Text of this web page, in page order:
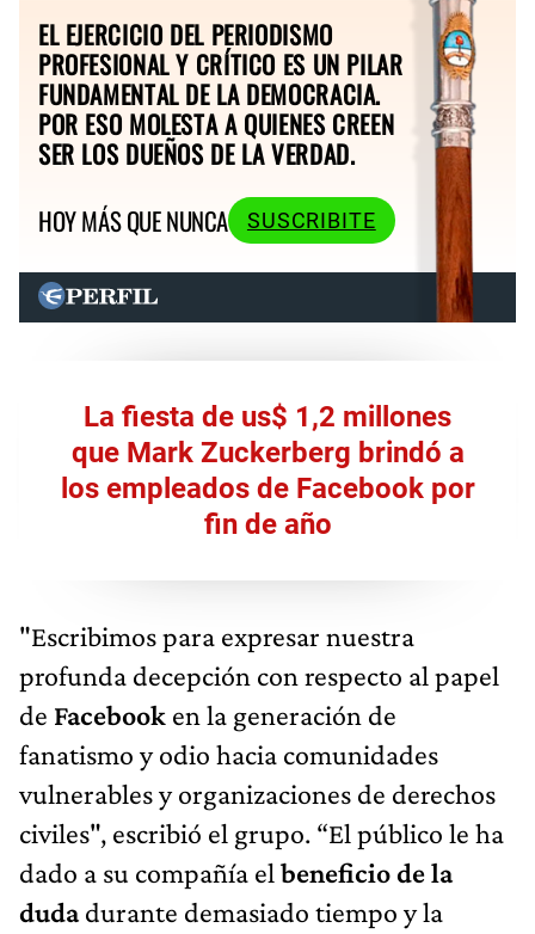
EL EJERCICIO DEL PERIODISMO
PROFESIONAL Y CRÍTICO ES UN PILAR
FUNDAMENTAL DE LA DEMOCRACIA.
POR ESO MOLESTA A QUIENES CREEN
SER LOS DUEÑOS DE LA VERDAD.
HOY MÁS QUE NUNCA
SUSCRIBITE
La fiesta de us$ 1,2 millones
que Mark Zuckerberg brindó a
los empleados de Facebook por
fin de año
"Escribimos para expresar nuestra
profunda decepción con respecto al papel
de Facebook en la generación de
fanatismo y odio hacia comunidades
vulnerables y organizaciones de derechos
civiles", escribió el grupo. “El público le ha
dado a su compañía el beneficio de la
dudadurante demasiado tiempo y la